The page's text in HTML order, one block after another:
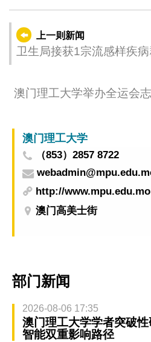
上一则新闻
卫生局接获1宗流感样疾
澳门理工大学举办全运会
澳门理工大学
（853）2857 8722
http://www.mpu.edu.mo
澳门高美士街
部门新闻
2026-08-06 17:35
澳门理工大学学者突破
智能双重影响路径